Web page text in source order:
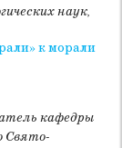
и
2016);
история
(Москва:
III
наук,
к морали
кафедры
Свято-